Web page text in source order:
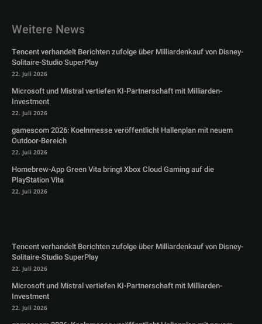
Weitere News
Tencent verhandelt Berichten zufolge über Milliardenkauf von Disney-
Solitaire-Studio SuperPlay
22. Juli 2026
Microsoft und Mistral vertiefen KI-Partnerschaft mit Milliarden-
Investment
22. Juli 2026
gamescom 2026: Koelnmesse veröffentlicht Hallenplan mit neuem
Outdoor-Bereich
22. Juli 2026
Homebrew-App Green Vita bringt Xbox Cloud Gaming auf die
PlayStation Vita
22. Juli 2026
Tencent verhandelt Berichten zufolge über Milliardenkauf von Disney-
Solitaire-Studio SuperPlay
22. Juli 2026
Microsoft und Mistral vertiefen KI-Partnerschaft mit Milliarden-
Investment
22. Juli 2026